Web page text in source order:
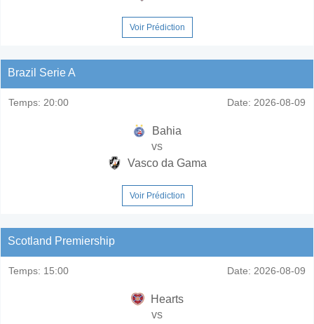
Voir Prédiction
Brazil Serie A
Temps: 20:00 Date: 2026-08-09
Bahia
vs
Vasco da Gama
Voir Prédiction
Scotland Premiership
Temps: 15:00 Date: 2026-08-09
Hearts
vs